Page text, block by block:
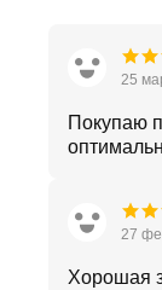
25
Покупаю
27
Хорошая